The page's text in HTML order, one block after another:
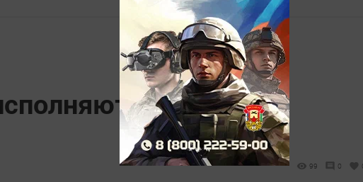
песню о
99 0